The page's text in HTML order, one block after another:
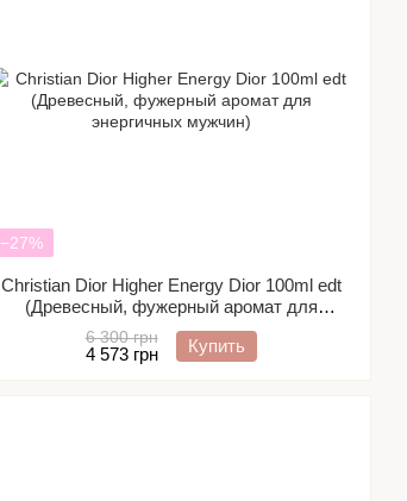
−27%
Christian Dior Higher Energy Dior 100ml edt
(Древесный, фужерный аромат для
энергичных мужчин)
6 300 грн
4 573 грн Купить